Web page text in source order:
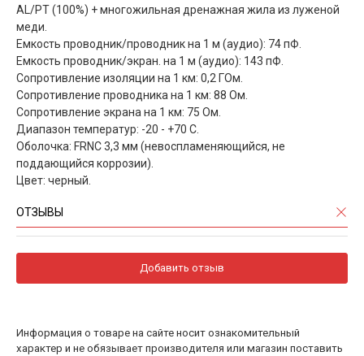
AL/PT (100%) + многожильная дренажная жила из луженой
меди.
Емкость проводник/проводник на 1 м (аудио): 74 пФ.
Емкость проводник/экран. на 1 м (аудио): 143 пФ.
Сопротивление изоляции на 1 км: 0,2 ГОм.
Сопротивление проводника на 1 км: 88 Ом.
Сопротивление экрана на 1 км: 75 Ом.
Диапазон температур: -20 - +70 С.
Оболочка: FRNC 3,3 мм (невоспламеняющийся, не
поддающийся коррозии).
Цвет: черный.
ОТЗЫВЫ
Добавить отзыв
Информация о товаре на сайте носит ознакомительный
характер и не обязывает производителя или магазин поставить